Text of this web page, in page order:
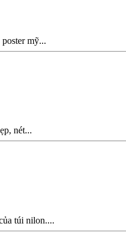
mỹ...
nét...
túi nilon....